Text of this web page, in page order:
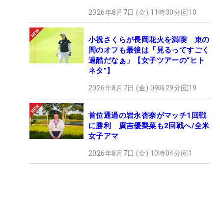
2026年8月7日 (金) 11時30分 10
小祝さくらが長岡花火を満喫 束の
間のオフも最後は「見るってすごく
過酷だなぁ」【女子ツアーの“ヒト
ネタ”】
2026年8月7日 (金) 09時29分 19
首位通過の岩永杏奈がマッチ1回戦
に勝利 廣吉優梨菜も2回戦へ/全米
女子アマ
2026年8月7日 (金) 10時04分 1